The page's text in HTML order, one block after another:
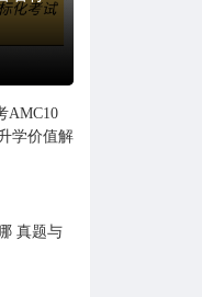
AMC10
学价值解
真题与